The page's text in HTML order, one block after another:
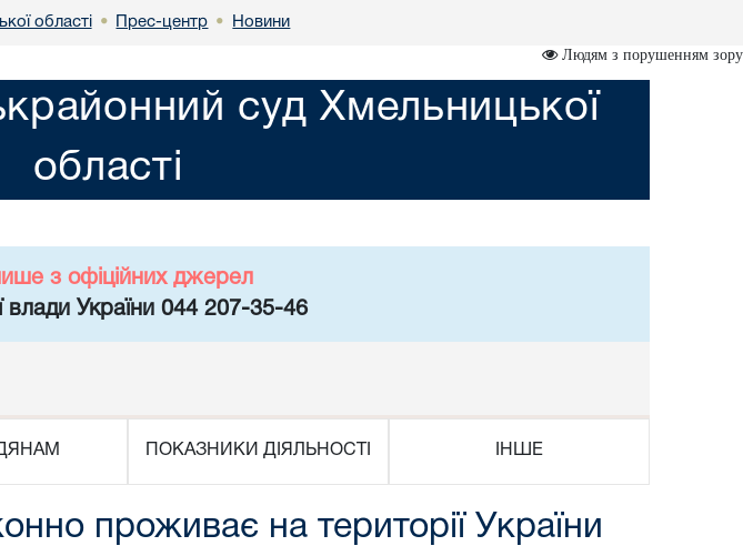
області • Прес-центр • Новини
Людям з порушенням зору
суд Хмельницької
області
з офіційних джерел
влади України 044 207-35-46
ПОКАЗНИКИ ДІЯЛЬНОСТІ ІНШЕ
проживає на території України